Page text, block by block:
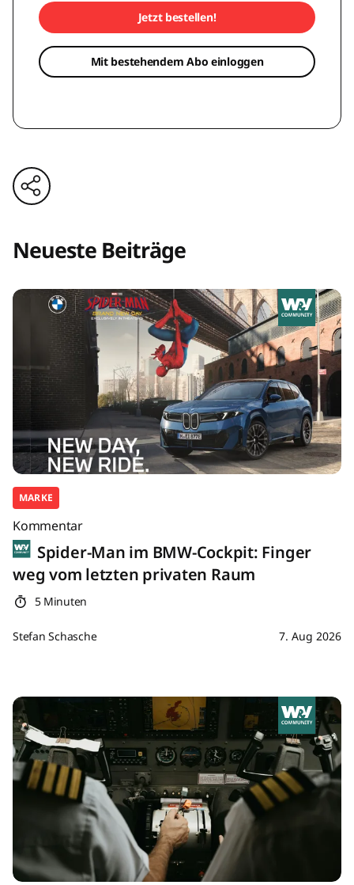
Jetzt bestellen!
Mit bestehendem Abo einloggen
Neueste Beiträge
MARKE
Kommentar
Spider-Man im BMW-Cockpit: Finger
weg vom letzten privaten Raum
5 Minuten
Stefan Schasche 7. Aug 2026